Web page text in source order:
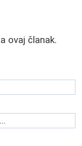
ovaj članak.